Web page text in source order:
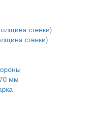
стенки)
стенки)
мм